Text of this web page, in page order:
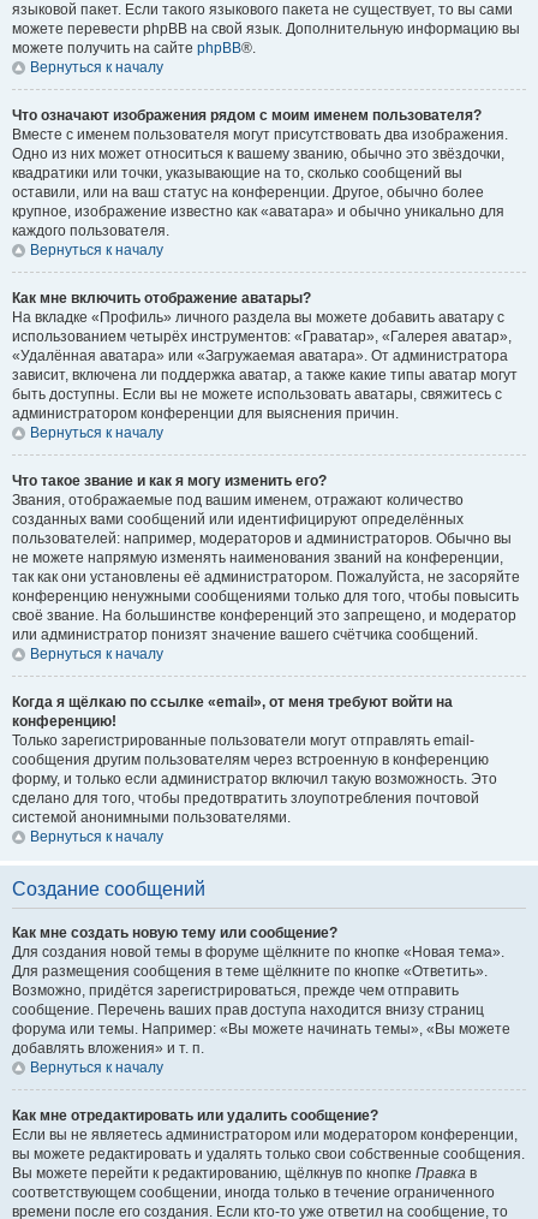
языковой пакет. Если такого языкового пакета не существует, то вы сами
можете перевести phpBB на свой язык. Дополнительную информацию вы
можете получить на сайте phpBB®.
Вернуться к началу
Что означают изображения рядом с моим именем пользователя?
Вместе с именем пользователя могут присутствовать два изображения.
Одно из них может относиться к вашему званию, обычно это звёздочки,
квадратики или точки, указывающие на то, сколько сообщений вы
оставили, или на ваш статус на конференции. Другое, обычно более
крупное, изображение известно как «аватара» и обычно уникально для
каждого пользователя.
Вернуться к началу
Как мне включить отображение аватары?
На вкладке «Профиль» личного раздела вы можете добавить аватару с
использованием четырёх инструментов: «Граватар», «Галерея аватар»,
«Удалённая аватара» или «Загружаемая аватара». От администратора
зависит, включена ли поддержка аватар, а также какие типы аватар могут
быть доступны. Если вы не можете использовать аватары, свяжитесь с
администратором конференции для выяснения причин.
Вернуться к началу
Что такое звание и как я могу изменить его?
Звания, отображаемые под вашим именем, отражают количество
созданных вами сообщений или идентифицируют определённых
пользователей: например, модераторов и администраторов. Обычно вы
не можете напрямую изменять наименования званий на конференции,
так как они установлены её администратором. Пожалуйста, не засоряйте
конференцию ненужными сообщениями только для того, чтобы повысить
своё звание. На большинстве конференций это запрещено, и модератор
или администратор понизят значение вашего счётчика сообщений.
Вернуться к началу
Когда я щёлкаю по ссылке «email», от меня требуют войти на
конференцию!
Только зарегистрированные пользователи могут отправлять email-
сообщения другим пользователям через встроенную в конференцию
форму, и только если администратор включил такую возможность. Это
сделано для того, чтобы предотвратить злоупотребления почтовой
системой анонимными пользователями.
Вернуться к началу
Создание сообщений
Как мне создать новую тему или сообщение?
Для создания новой темы в форуме щёлкните по кнопке «Новая тема».
Для размещения сообщения в теме щёлкните по кнопке «Ответить».
Возможно, придётся зарегистрироваться, прежде чем отправить
сообщение. Перечень ваших прав доступа находится внизу страниц
форума или темы. Например: «Вы можете начинать темы», «Вы можете
добавлять вложения» и т. п.
Вернуться к началу
Как мне отредактировать или удалить сообщение?
Если вы не являетесь администратором или модератором конференции,
вы можете редактировать и удалять только свои собственные сообщения.
Вы можете перейти к редактированию, щёлкнув по кнопке Правка в
соответствующем сообщении, иногда только в течение ограниченного
времени после его создания. Если кто-то уже ответил на сообщение, то